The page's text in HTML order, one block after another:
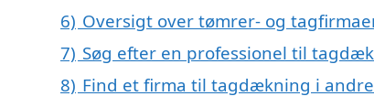
6) Oversigt over tømrer- og
7) Søg efter en professionel til
8) Find et firma til tagdækning i